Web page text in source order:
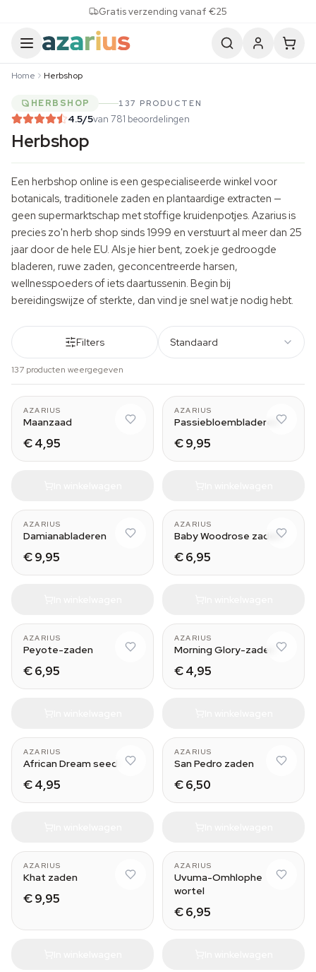
Gratis verzending vanaf €25
Home Herbshop
HERBSHOP 137 PRODUCTEN
4.5/5van 781 beoordelingen
Herbshop
Een herbshop online is een gespecialiseerde winkel voor
botanicals, traditionele zaden en plantaardige extracten —
geen supermarktschap met stoffige kruidenpotjes. Azarius is
precies zo'n herb shop sinds 1999 en verstuurt al meer dan 25
jaar door de hele EU. Als je hier bent, zoek je gedroogde
bladeren, ruwe zaden, geconcentreerde harsen,
wellnesspoeders of iets daartussenin. Begin bij
bereidingswijze of sterkte, dan vind je snel wat je nodig hebt.
Filters Standaard
137 producten weergegeven
AZARIUS
Maanzaad
€ 4,95
AZARIUS
Passiebloembladeren
€ 9,95
AZARIUS
Damianabladeren
€ 9,95
AZARIUS
Baby Woodrose zaden
€ 6,95
AZARIUS
Peyote-zaden
€ 6,95
AZARIUS
Morning Glory-zaden
€ 4,95
AZARIUS
African Dream seed
€ 4,95
AZARIUS
San Pedro zaden
€ 6,50
AZARIUS
Khat zaden
€ 9,95
AZARIUS
Uvuma-Omhlophe
wortel
€ 6,95